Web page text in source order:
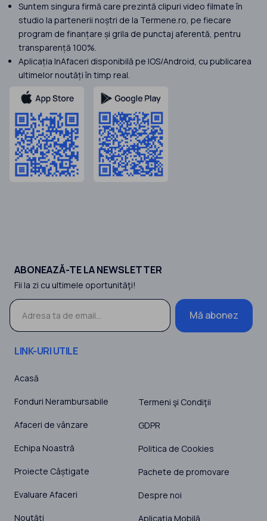
Suntem singura firmă care prezintă clipuri video filmate în
studio la partenerii noștri de la Termene.ro, pe fiecare
program de finanțare și grila de punctaj aferentă, pentru
transparență 100%.
Aplicația InAfaceri disponibilă pe IOS/Android, cu publicarea
ultimelor noutăți în timp real.
ABONEAZĂ-TE LA NEWSLETTER
Fii la zi cu ultimele oportunităţi!
Mă abonez
LINK-URI UTILE
Acasă
Fonduri Nerambursabile
Afaceri de vânzare
Echipa Noastră
Proiecte Câștigate
Evaluare Afaceri
Noutăţi
Termeni şi Condiţii
GDPR
Politica de Cookies
Pachete de promovare
Despre noi
Aplicaţia Mobilă